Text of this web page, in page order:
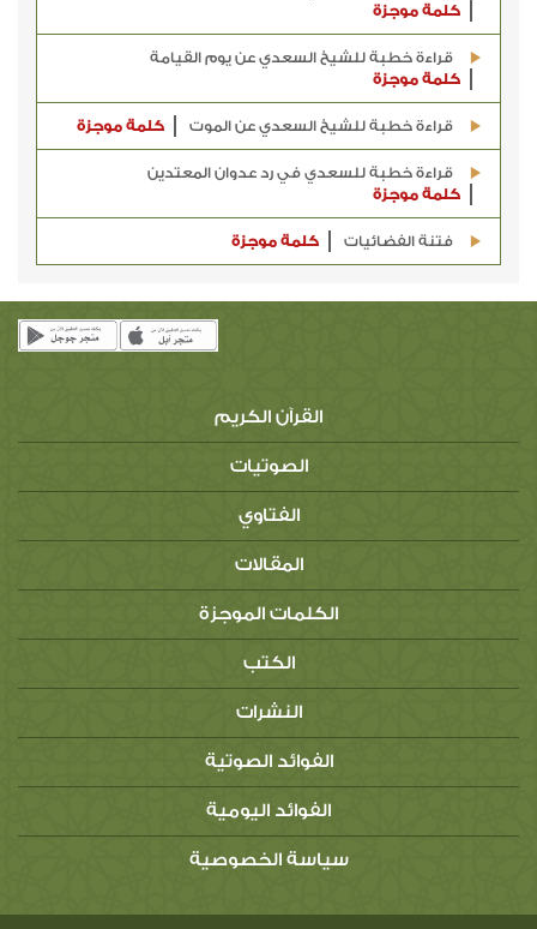
كلمة موجزة
قراءة خطبة للشيخ السعدي عن يوم القيامة
كلمة موجزة
قراءة خطبة للشيخ السعدي عن الموت كلمة موجزة
قراءة خطبة للسعدي في رد عدوان المعتدين
كلمة موجزة
فتنة الفضائيات كلمة موجزة
القرآن الكريم
الصوتيات
الفتاوي
المقالات
الكلمات الموجزة
الكتب
النشرات
الفوائد الصوتية
الفوائد اليومية
سياسة الخصوصية